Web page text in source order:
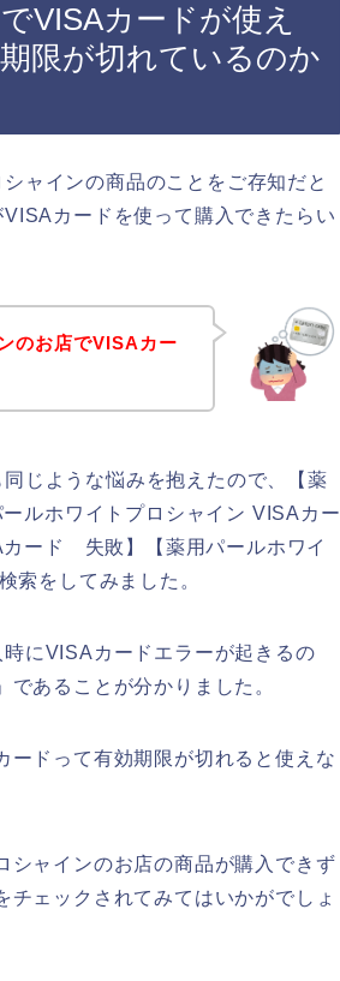
VISAカードが使え
限が切れているのか
ャインの商品のことをご存知だと
カードを使って購入できたらい
のお店でVISAカー
じような悩みを抱えたので、【薬
ルホワイトプロシャイン VISAカー
ード 失敗】【薬用パールホワイ
索をしてみました。
にVISAカードエラーが起きるの
あることが分かりました。
ードって有効期限が切れると使えな
シャインのお店の商品が購入できず
ェックされてみてはいかがでしょ